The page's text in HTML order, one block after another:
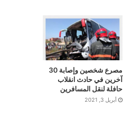
مصرع شخصين وإصابة 30
آخرين في حادث انقلاب
حافلة لنقل المسافرين
أبريل 3, 2021